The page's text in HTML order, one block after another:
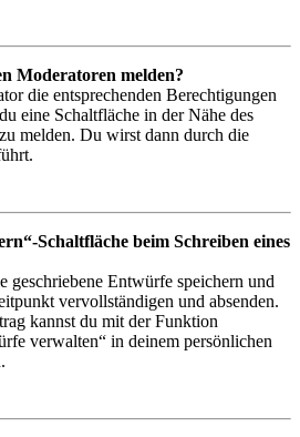
Moderatoren melden?
die entsprechenden Berechtigungen
eine Schaltfläche in der Nähe des
melden. Du wirst dann durch die
Schaltfläche beim Schreiben eines
geschriebene Entwürfe speichern und
vervollständigen und absenden.
kannst du mit der Funktion
verwalten“ in deinem persönlichen